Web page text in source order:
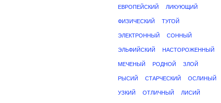
ЕВРОПЕЙСКИЙ ЛИКУЮЩИЙ
ФИЗИЧЕСКИЙ ТУГОЙ
ЭЛЕКТРОННЫЙ СОННЫЙ
ЭЛЬФИЙСКИЙ НАСТОРОЖЕННЫЙ
МЕЧЕНЫЙ РОДНОЙ ЗЛОЙ
РЫСИЙ СТАРЧЕСКИЙ ОСЛИНЫЙ
УЗКИЙ ОТЛИЧНЫЙ ЛИСИЙ